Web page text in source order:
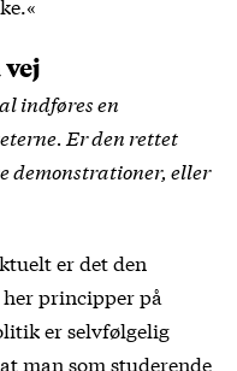
indføres en
Er den rettet
demonstrationer, eller
er det den
principper på
er selvfølgelig
man som studerende